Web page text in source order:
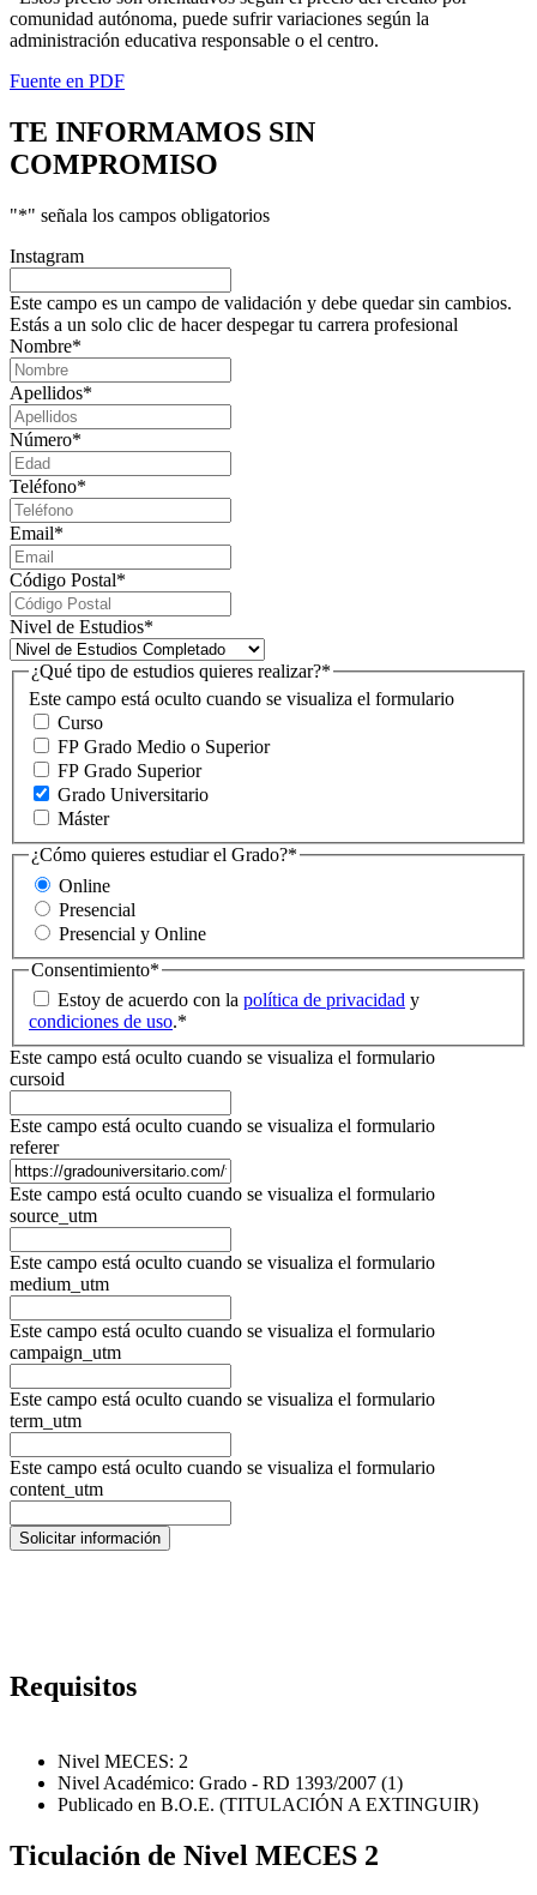
comunidad autónoma, puede sufrir variaciones según la
administración educativa responsable o el centro.
Fuente en PDF
TE INFORMAMOS SIN
COMPROMISO
"*" señala los campos obligatorios
Instagram
Este campo es un campo de validación y debe quedar sin cambios.
Estás a un solo clic de hacer despegar tu carrera profesional
Nombre*
Apellidos*
Número*
Teléfono*
Email*
Código Postal*
Nivel de Estudios*
Este campo está oculto cuando se visualiza el formulario
¿Qué tipo de estudios quieres realizar?*
Curso
FP Grado Medio o Superior
FP Grado Superior
Grado Universitario
Máster
¿Cómo quieres estudiar el Grado?*
Online
Presencial
Presencial y Online
Consentimiento*
Estoy de acuerdo con la política de privacidad y
condiciones de uso.*
Este campo está oculto cuando se visualiza el formulario
cursoid
Este campo está oculto cuando se visualiza el formulario
referer
Este campo está oculto cuando se visualiza el formulario
source_utm
Este campo está oculto cuando se visualiza el formulario
medium_utm
Este campo está oculto cuando se visualiza el formulario
campaign_utm
Este campo está oculto cuando se visualiza el formulario
term_utm
Este campo está oculto cuando se visualiza el formulario
content_utm
Requisitos
Nivel MECES: 2
Nivel Académico: Grado - RD 1393/2007 (1)
Publicado en B.O.E. (TITULACIÓN A EXTINGUIR)
Ticulación de Nivel MECES 2